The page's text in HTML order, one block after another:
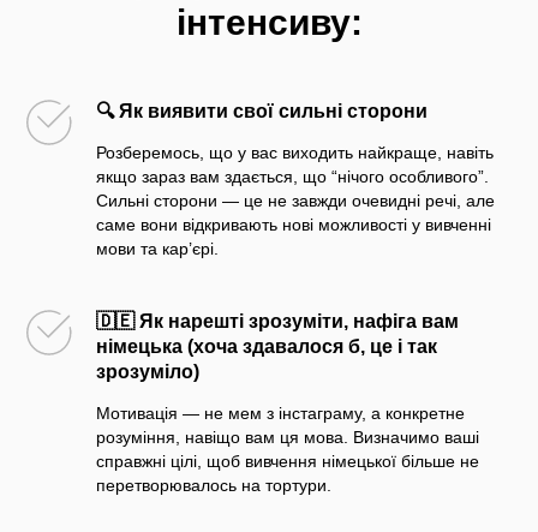
інтенсиву:
🔍 Як виявити свої сильні сторони
Розберемось, що у вас виходить найкраще, навіть
якщо зараз вам здається, що “нічого особливого”.
Сильні сторони — це не завжди очевидні речі, але
саме вони відкривають нові можливості у вивченні
мови та кар’єрі.
🇩🇪 Як нарешті зрозуміти, нафіга вам
німецька (хоча здавалося б, це і так
зрозуміло)
Мотивація — не мем з інстаграму, а конкретне
розуміння, навіщо вам ця мова. Визначимо ваші
справжні цілі, щоб вивчення німецької більше не
перетворювалось на тортури.